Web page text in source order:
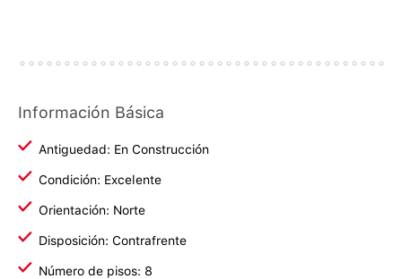
Información Básica
Antiguedad: En Construcción
Condición: Excelente
Orientación: Norte
Disposición: Contrafrente
Número de pisos: 8